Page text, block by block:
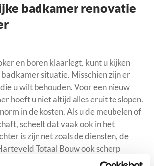
badkamer renovatie
en boren klaarlegt, kunt u kijken
situatie. Misschien zijn er
u wilt behouden. Voor een nieuw
hoeft u niet altijd alles eruit te slopen.
in de kosten. Als u de meubelen of
scheelt dat vaak ook in het
is zijn net zoals de diensten, de
Totaal Bouw ook scherp
de gewenste onderdelen van uw